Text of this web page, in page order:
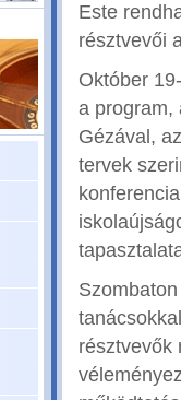
Este
résztvevői
Október
a program,
Gézával,
tervek
résztvevők